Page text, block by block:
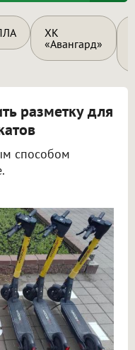
ХК
«Авангард»
разметку для
способом